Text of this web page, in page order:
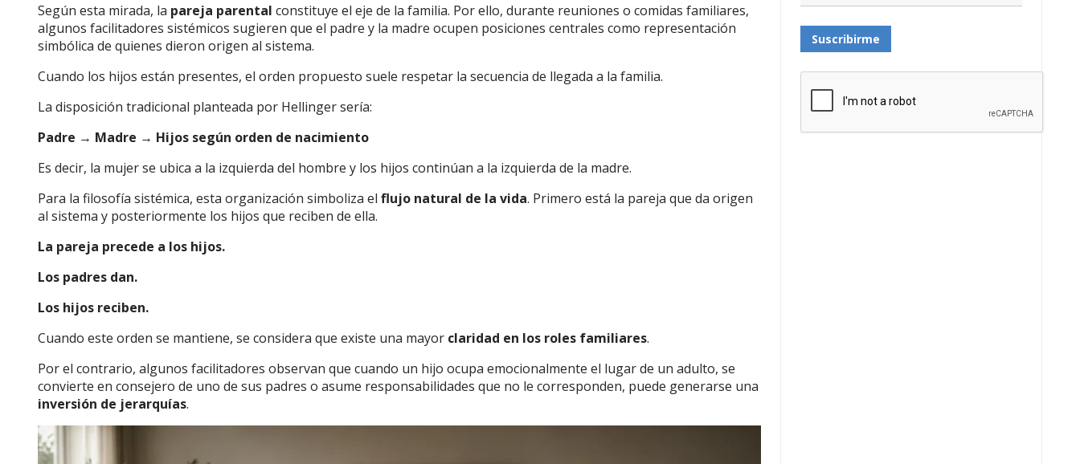
Según esta mirada, la pareja parental constituye el eje de la familia. Por ello, durante reuniones o comidas familiares,
algunos facilitadores sistémicos sugieren que el padre y la madre ocupen posiciones centrales como representación
simbólica de quienes dieron origen al sistema.
Cuando los hijos están presentes, el orden propuesto suele respetar la secuencia de llegada a la familia.
La disposición tradicional planteada por Hellinger sería:
Padre → Madre → Hijos según orden de nacimiento
Es decir, la mujer se ubica a la izquierda del hombre y los hijos continúan a la izquierda de la madre.
Para la filosofía sistémica, esta organización simboliza el flujo natural de la vida. Primero está la pareja que da origen
al sistema y posteriormente los hijos que reciben de ella.
La pareja precede a los hijos.
Los padres dan.
Los hijos reciben.
Cuando este orden se mantiene, se considera que existe una mayor claridad en los roles familiares.
Por el contrario, algunos facilitadores observan que cuando un hijo ocupa emocionalmente el lugar de un adulto, se
convierte en consejero de uno de sus padres o asume responsabilidades que no le corresponden, puede generarse una
inversión de jerarquías.
Suscribirme